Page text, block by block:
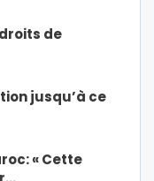
de
jusqu’à ce
« Cette